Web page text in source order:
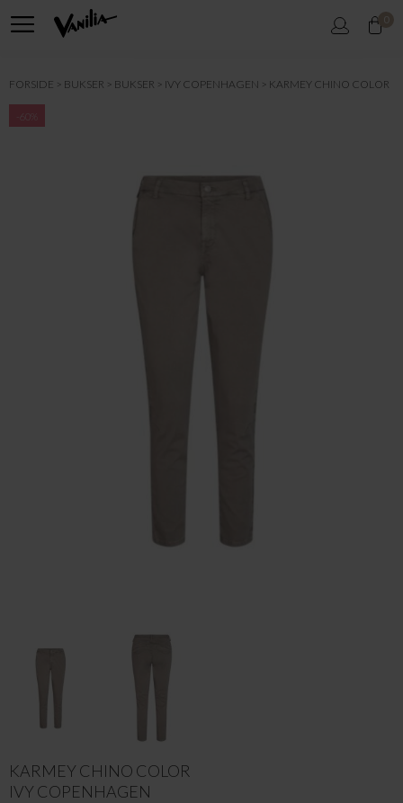
0
FORSIDE BUKSER BUKSER IVY COPENHAGEN KARMEY CHINO COLOR
-60%
KARMEY CHINO COLOR
IVY COPENHAGEN